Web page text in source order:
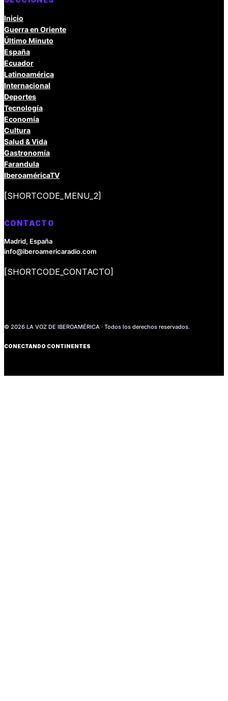
Inicio
Guerra en Oriente
Último Minuto
España
Ecuador
Latinoamérica
Internacional
Deportes
Tecnología
Economía
Cultura
Salud & Vida
Gastronomía
Farandula
IberoaméricaTV
[SHORTCODE_MENU_2]
CONTACTO
Madrid, España
info@iberoamericaradio.com
[SHORTCODE_CONTACTO]
© 2026 LA VOZ DE IBEROAMÉRICA · Todos los derechos reservados.
CONECTANDO CONTINENTES